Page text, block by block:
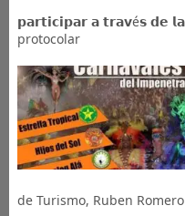
𝗽𝗮𝗿𝘁𝗶𝗰𝗶𝗽𝗮𝗿 𝗮 𝘁𝗿𝗮𝘃é𝘀 𝗱𝗲
protocolar
de Turismo, Ruben